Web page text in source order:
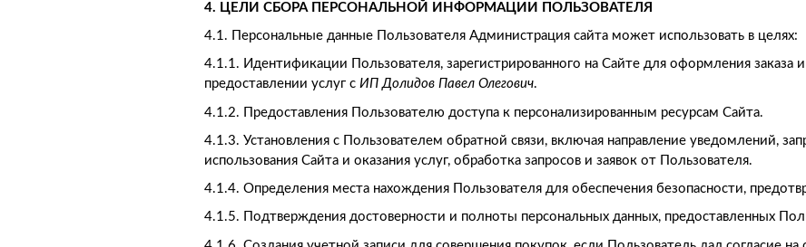
4. ЦЕЛИ СБОРА ПЕРСОНАЛЬНОЙ ИНФОРМАЦИИ ПОЛЬЗОВАТЕЛЯ
4.1. Персональные данные Пользователя Администрация сайта может использовать в целях:
4.1.1. Идентификации Пользователя, зарегистрированного на Сайте для оформления заказа
предоставлении услуг с ИП Долидов Павел Олегович.
4.1.2. Предоставления Пользователю доступа к персонализированным ресурсам Сайта.
4.1.3. Установления с Пользователем обратной связи, включая направление уведомлений,
использования Сайта и оказания услуг, обработка запросов и заявок от Пользователя.
4.1.4. Определения места нахождения Пользователя для обеспечения безопасности,
4.1.5. Подтверждения достоверности и полноты персональных данных, предоставленных